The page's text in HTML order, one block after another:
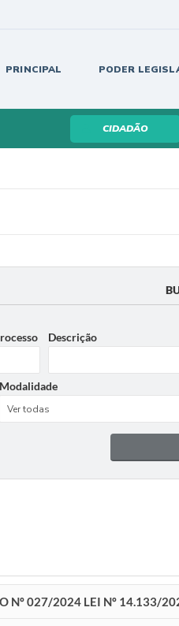
PRINCIPAL PODER
CIDADÃO
Descrição
Modalidade
Nº 027/2024 LEI Nº 14.133/